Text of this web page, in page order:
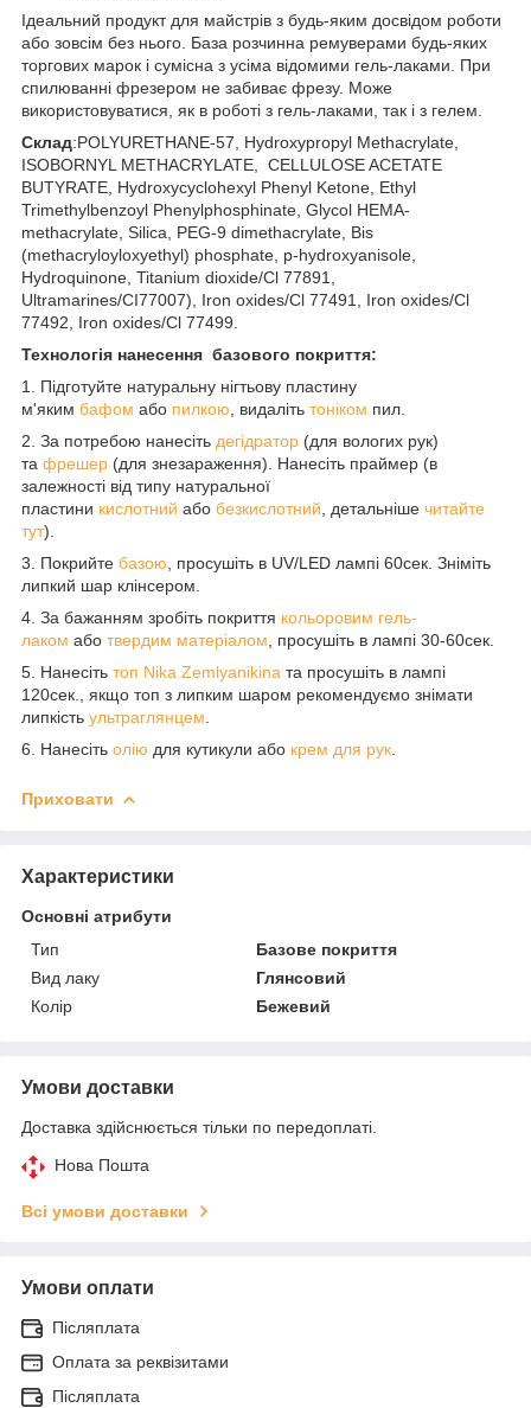
Ідеальний продукт для майстрів з будь-яким досвідом роботи
або зовсім без нього. База розчинна ремуверами будь-яких
торгових марок і сумісна з усіма відомими гель-лаками. При
спилюванні фрезером не забиває фрезу. Може
використовуватися, як в роботі з гель-лаками, так і з гелем.
Склад:POLYURETHANE-57, Hydroxypropyl Methacrylate,
ISOBORNYL METHACRYLATE, CELLULOSE ACETATE
BUTYRATE, Hydroxycyclohexyl Phenyl Ketone, Ethyl
Trimethylbenzoyl Phenylphosphinate, Glycol HEMA-
methacrylate, Silica, PEG-9 dimethacrylate, Bis
(methacryloyloxyethyl) phosphate, p-hydroxyanisole,
Hydroquinone, Titanium dioxide/Cl 77891,
Ultramarines/CI77007), Iron oxides/Cl 77491, Iron oxides/Cl
77492, Iron oxides/Cl 77499.
Технологія нанесення базового покриття:
1. Підготуйте натуральну нігтьову пластину
м'яким бафом або пилкою , видаліть тоніком пил.
2. За потребою нанесіть дегідратор (для вологих рук)
та фрешер (для знезараження). Нанесіть праймер (в
залежності від типу натуральної
пластини кислотний або безкислотний , детальніше читайте
тут).
3. Покрийте базою , просушіть в UV/LED лампі 60сек. Зніміть
липкий шар клінсером.
4. За бажанням зробіть покриття кольоровим гель-
лаком або твердим матеріалом , просушіть в лампі 30-60сек.
5. Нанесіть топ Nika Zemlyanikina та просушіть в лампі
120сек., якщо топ з липким шаром рекомендуємо знімати
липкість ультраглянцем
6. Нанесіть олію для кутикули або крем для рук
Приховати
Характеристики
Основні атрибути
Тип
Базове покриття
Вид лаку
Глянсовий
Колір
Бежевий
Умови доставки
Доставка здійснюється тільки по передоплаті.
Нова Пошта
Всі умови доставки
Умови оплати
Післяплата
Оплата за реквізитами
Післяплата